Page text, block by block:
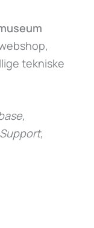
tekniske